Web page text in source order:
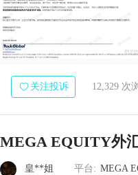
关注投诉 12,329 次
MEGA EQUITY外
皇**姐 平台: MEGA